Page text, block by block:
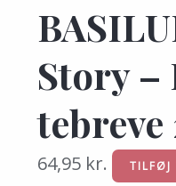
Story –
64,95 kr. TILFØJ